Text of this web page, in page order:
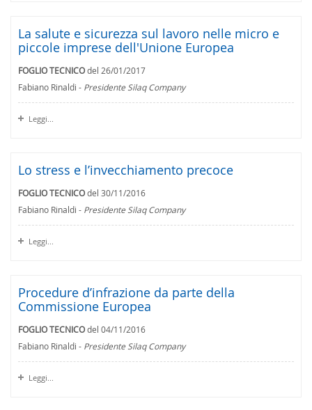
La salute e sicurezza sul lavoro nelle micro e
piccole imprese dell'Unione Europea
FOGLIO TECNICOdel 26/01/2017
Fabiano Rinaldi - Presidente Silaq Company
Leggi...
Lo stress e l’invecchiamento precoce
FOGLIO TECNICOdel 30/11/2016
Fabiano Rinaldi - Presidente Silaq Company
Leggi...
Procedure d’infrazione da parte della
Commissione Europea
FOGLIO TECNICOdel 04/11/2016
Fabiano Rinaldi - Presidente Silaq Company
Leggi...